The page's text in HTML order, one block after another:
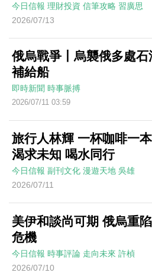
今日信報 理財投資 信筆攻略 習廣思
2026/07/13
俄烏戰爭丨烏襲俄多處
補給船
即時新聞 時事脈搏
2026/07/11 03:59
旅行人林輝 一杯咖啡一
渴求未知 喝水同行
今日信報 副刊文化 漫遊天地 吳雄
2026/07/11
美伊和談尚可期 俄烏重
危機
今日信報 時事評論 走向未來 許楨
2026/07/10